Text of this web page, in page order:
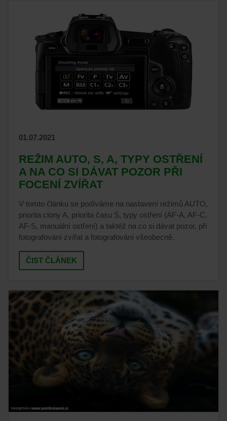
01.07.2021
REŽIM AUTO, S, A, TYPY OSTŘENÍ
A NA CO SI DÁVAT POZOR PŘI
FOCENÍ ZVÍŘAT
V tomto článku se podíváme na nastavení režimů AUTO,
priorita clony A, priorita času S, typy ostření (AF-A, AF-C,
AF-S, manuální ostření) a taktéž na co si dávat pozor, při
fotografování zvířat a fotografování všeobecně.
ČIST ČLÁNEK